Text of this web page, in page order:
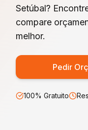
Setúbal?
compare
melhor.
Pedir
100% Gratuito